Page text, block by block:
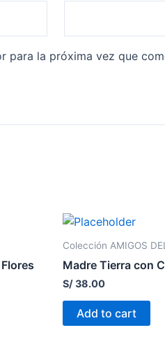
para la próxima vez que
Colección AMIGOS
Madre Tierra con
S/38.00
Add to cart